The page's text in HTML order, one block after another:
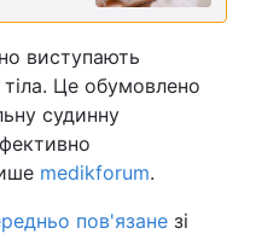
виступають
Це обумовлено
судинну
medikforum.
пов'язане зі